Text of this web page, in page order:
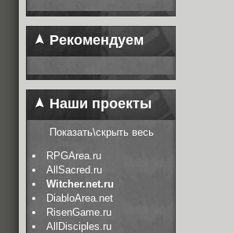
Рекомендуем
Наши проекты
Показать\скрыть весь
RPGArea.ru
AllSacred.ru
Witcher.net.ru
DiabloArea.net
RisenGame.ru
AllDisciples.ru